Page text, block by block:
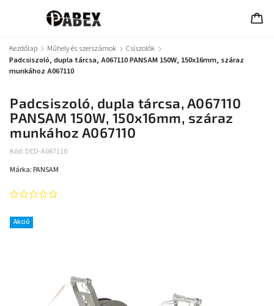
Kezdőlap / Műhely és szerszámok / Csiszolók /
Padcsiszoló, dupla tárcsa, A067110 PANSAM 150W, 150x16mm, száraz
munkához A067110
Padcsiszoló, dupla tárcsa, A067110
PANSAM 150W, 150x16mm, száraz
munkához A067110
Kód: DED-A067110
Akció
Márka: PANSAM